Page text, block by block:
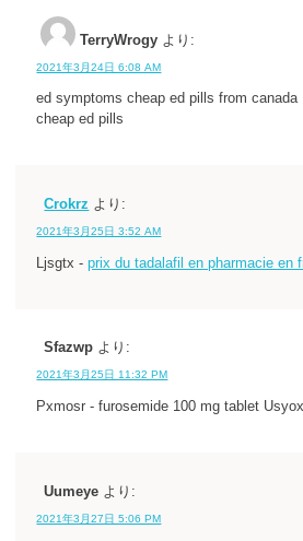
TerryWrogy より:
2021年3月24日 6:08 AM
ed symptoms cheap ed pills from canada
cheap ed pills
Crokrz より:
2021年3月25日 3:52 AM
Ljsgtx -prix du tadalafil en pharmacie en
Sfazwp より:
2021年3月25日 11:32 PM
Pxmosr - furosemide 100 mg tablet
Uumeye より:
2021年3月27日 5:06 PM